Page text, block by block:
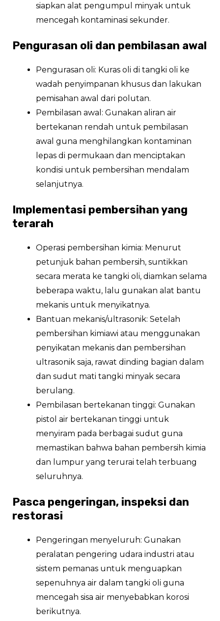
siapkan alat pengumpul minyak untuk
mencegah kontaminasi sekunder.
Pengurasan oli dan pembilasan awal
Pengurasan oli: Kuras oli di tangki oli ke
wadah penyimpanan khusus dan lakukan
pemisahan awal dari polutan.
Pembilasan awal: Gunakan aliran air
bertekanan rendah untuk pembilasan
awal guna menghilangkan kontaminan
lepas di permukaan dan menciptakan
kondisi untuk pembersihan mendalam
selanjutnya.
Implementasi pembersihan yang
terarah
Operasi pembersihan kimia: Menurut
petunjuk bahan pembersih, suntikkan
secara merata ke tangki oli, diamkan selama
beberapa waktu, lalu gunakan alat bantu
mekanis untuk menyikatnya.
Bantuan mekanis/ultrasonik: Setelah
pembersihan kimiawi atau menggunakan
penyikatan mekanis dan pembersihan
ultrasonik saja, rawat dinding bagian dalam
dan sudut mati tangki minyak secara
berulang.
Pembilasan bertekanan tinggi: Gunakan
pistol air bertekanan tinggi untuk
menyiram pada berbagai sudut guna
memastikan bahwa bahan pembersih kimia
dan lumpur yang terurai telah terbuang
seluruhnya.
Pasca pengeringan, inspeksi dan
restorasi
Pengeringan menyeluruh: Gunakan
peralatan pengering udara industri atau
sistem pemanas untuk menguapkan
sepenuhnya air dalam tangki oli guna
mencegah sisa air menyebabkan korosi
berikutnya.